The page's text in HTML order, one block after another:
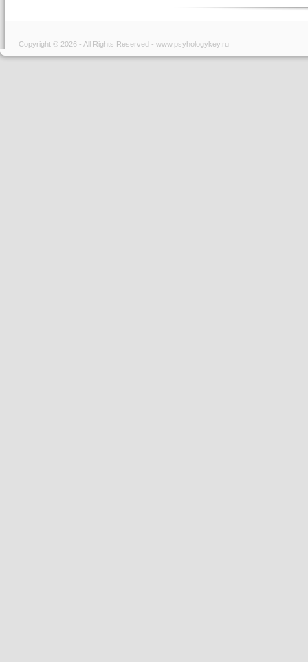
Copyright © 2026 - All Rights Reserved - www.psyhologykey.ru